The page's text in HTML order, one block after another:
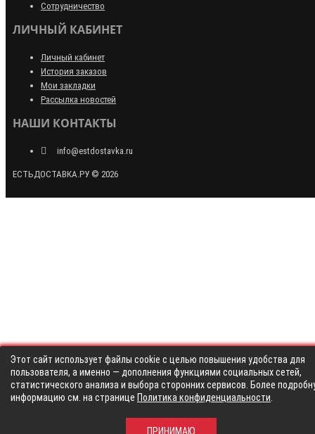
Сотрудничество
ЛИЧНЫЙ КАБИНЕТ
Личный кабинет
История заказов
Мои закладки
Рассылка новостей
НАШИ КОНТАКТЫ
info@estdostavka.ru
ЕСТЬДОСТАВКА.РУ © 2026
Этот сайт использует файлы cookie с целью повышения удобства для
пользователя, а именно — дополнения функциями социальных сетей,
статистического анализа и выбора сторонних сервисов. Более
информацию см. на странице Политика конфиденциальности
ПРИНИМАЮ